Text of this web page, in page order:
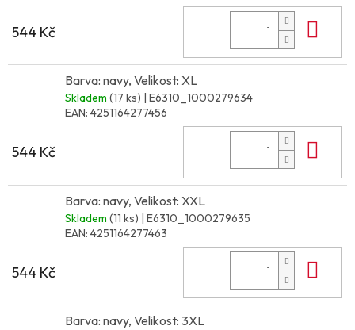
544 Kč
Barva: navy, Velikost: XL
Skladem (17 ks) | E6310_1000279634
EAN: 4251164277456
544 Kč
Barva: navy, Velikost: XXL
Skladem (11 ks) | E6310_1000279635
EAN: 4251164277463
544 Kč
Barva: navy, Velikost: 3XL